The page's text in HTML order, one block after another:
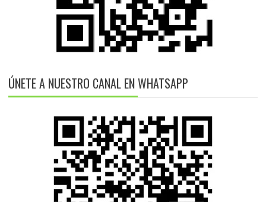
ÚNETE A NUESTRO CANAL EN WHATSAPP